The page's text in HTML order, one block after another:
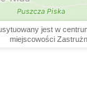
jest w
miejscowości